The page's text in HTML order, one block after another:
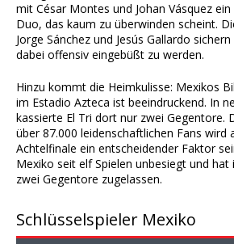
mit César Montes und Johan Vásquez
Duo, das kaum zu überwinden scheint.
Jorge Sánchez und Jesús Gallardo
dabei offensiv eingebüßt zu werden.
Hinzu kommt die Heimkulisse: Mexikos
im Estadio Azteca ist beeindruckend. In
kassierte El Tri dort nur zwei Gegentore.
über 87.000 leidenschaftlichen Fans wird
Achtelfinale ein entscheidender Faktor
Mexiko seit elf Spielen unbesiegt und hat
zwei Gegentore zugelassen.
Schlüsselspieler Mexiko